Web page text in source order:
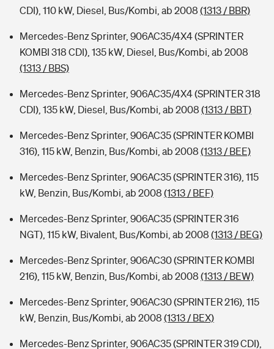
CDI), 110 kW, Diesel, Bus/Kombi, ab 2008 (1313 / BBR)
Mercedes-Benz Sprinter, 906AC35/4X4 (SPRINTER
KOMBI 318 CDI), 135 kW, Diesel, Bus/Kombi, ab 2008
(1313 / BBS)
Mercedes-Benz Sprinter, 906AC35/4X4 (SPRINTER 318
CDI), 135 kW, Diesel, Bus/Kombi, ab 2008 (1313 / BBT)
Mercedes-Benz Sprinter, 906AC35 (SPRINTER KOMBI
316), 115 kW, Benzin, Bus/Kombi, ab 2008 (1313 / BEE)
Mercedes-Benz Sprinter, 906AC35 (SPRINTER 316), 115
kW, Benzin, Bus/Kombi, ab 2008 (1313 / BEF)
Mercedes-Benz Sprinter, 906AC35 (SPRINTER 316
NGT), 115 kW, Bivalent, Bus/Kombi, ab 2008 (1313 / BEG)
Mercedes-Benz Sprinter, 906AC30 (SPRINTER KOMBI
216), 115 kW, Benzin, Bus/Kombi, ab 2008 (1313 / BEW)
Mercedes-Benz Sprinter, 906AC30 (SPRINTER 216), 115
kW, Benzin, Bus/Kombi, ab 2008 (1313 / BEX)
Mercedes-Benz Sprinter, 906AC35 (SPRINTER 319 CDI),